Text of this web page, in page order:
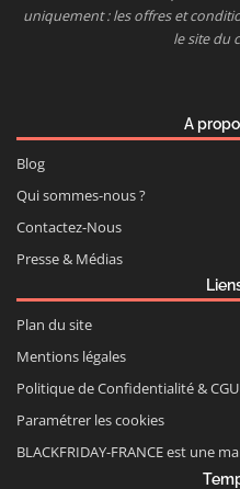
uniquement : les offres et
le site du
A
Blog
Qui sommes-nous ?
Contactez-Nous
Presse & Médias
Plan du site
Mentions légales
Politique de Confidentialité & CGU
Paramétrer les cookies
BLACKFRIDAY-FRANCE est une